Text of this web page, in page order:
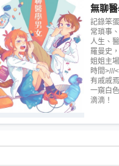
無聊
記錄笨
常瑣事
人生、
羅曼史
姐姐主
時間>///
有戚戚
一窺白
滴滴！